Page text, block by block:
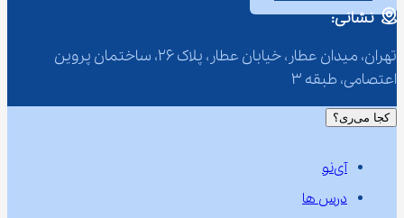
نشانی:
تهران، میدان عطار، خیابان عطار، پلاک 26، ساختمان پروین
اعتصامی، طبقه 3
کجا می‌ری؟
آی‌نو
درس ها